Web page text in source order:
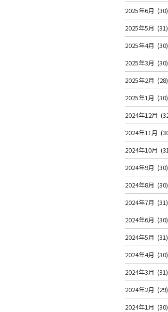
2025年6月 (30)
2025年5月 (31)
2025年4月 (30)
2025年3月 (30)
2025年2月 (28)
2025年1月 (30)
2024年12月
2024年11月
2024年10月
2024年9月 (30)
2024年8月 (30)
2024年7月 (31)
2024年6月 (30)
2024年5月 (31)
2024年4月 (30)
2024年3月 (31)
2024年2月 (29)
2024年1月 (30)